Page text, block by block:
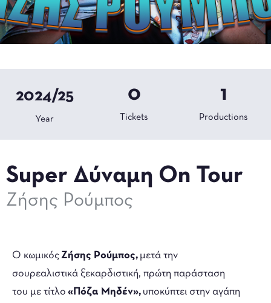
2024/25
Year Tickets
0
Productions
1
Super Δύναμη On Tour
Ζήσης Ρούμπος
Ο κωμικόςΖήσης Ρούμπος, μετά την
σουρεαλιστικά ξεκαρδιστική, πρώτη παράσταση
του με τίτλο «Πόζα Μηδέν», υποκύπτει στην αγάπη